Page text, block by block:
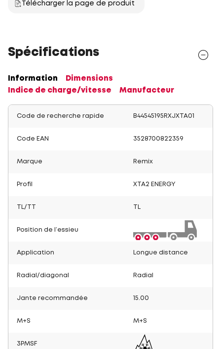
Télécharger la page de produit
Spécifications
Information
Dimensions
Indice de charge/vitesse
Manufacteur
Code de recherche rapide B44545195RXJXTA01
Code EAN 3528700822359
Marque Remix
Profil XTA2 ENERGY
TL/TT
Position de l’essieu
Application Longue distance
Radial/diagonal Radial
Jante recommandée 15.00
M+S M+S
3PMSF